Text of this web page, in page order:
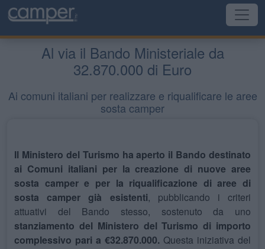
Al via il Bando Ministeriale da
32.870.000 di Euro
Ai comuni italiani per realizzare e riqualificare le aree
sosta camper
Il Ministero del Turismo ha aperto il Bando destinato
ai Comuni italiani per la creazione di nuove aree
sosta camper e per la riqualificazione di aree di
sosta camper già esistenti, pubblicando i criteri
attuativi del Bando stesso, sostenuto da uno
stanziamento del Ministero del Turismo di importo
complessivo pari a €32.870.000. Questa iniziativa del